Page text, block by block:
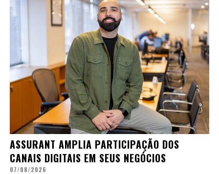
ASSURANT AMPLIA PARTICIPAÇÃO DOS
CANAIS DIGITAIS EM SEUS NEGÓCIOS
07/08/2026